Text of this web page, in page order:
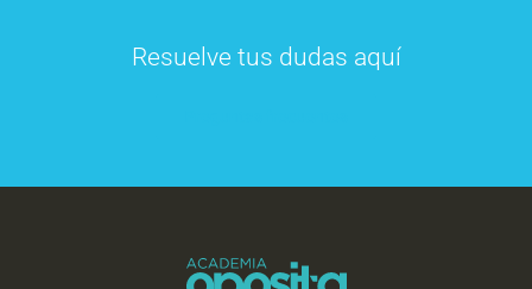
Resuelve tus dudas aquí